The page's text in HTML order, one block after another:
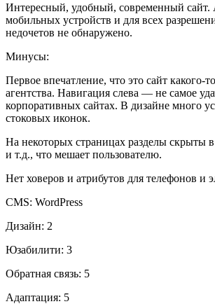
Интересный, удобный, современный сайт.
мобильных устройств и для всех
недочетов не обнаружено.
Минусы:
Первое впечатление, что это сайт какого-
агентства. Навигация слева — не самое
корпоративных сайтах. В дизайне много
стоковых иконок.
На некоторых страницах разделы скрыты
и т.д., что мешает пользователю.
Нет ховеров и атрибутов для телефонов и
CMS: WordPress
Дизайн: 2
Юзабилити: 3
Обратная связь: 5
Адаптация: 5